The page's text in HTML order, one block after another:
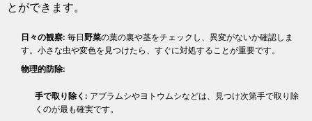
とができます。
日々の観察: 毎日野菜の葉の裏や茎をチェックし、異変がないか確認しま
す。小さな虫や変色を見つけたら、すぐに対処することが重要です。
物理的防除:
手で取り除く: アブラムシやヨトウムシなどは、見つけ次第手で取り除
くのが最も確実です。